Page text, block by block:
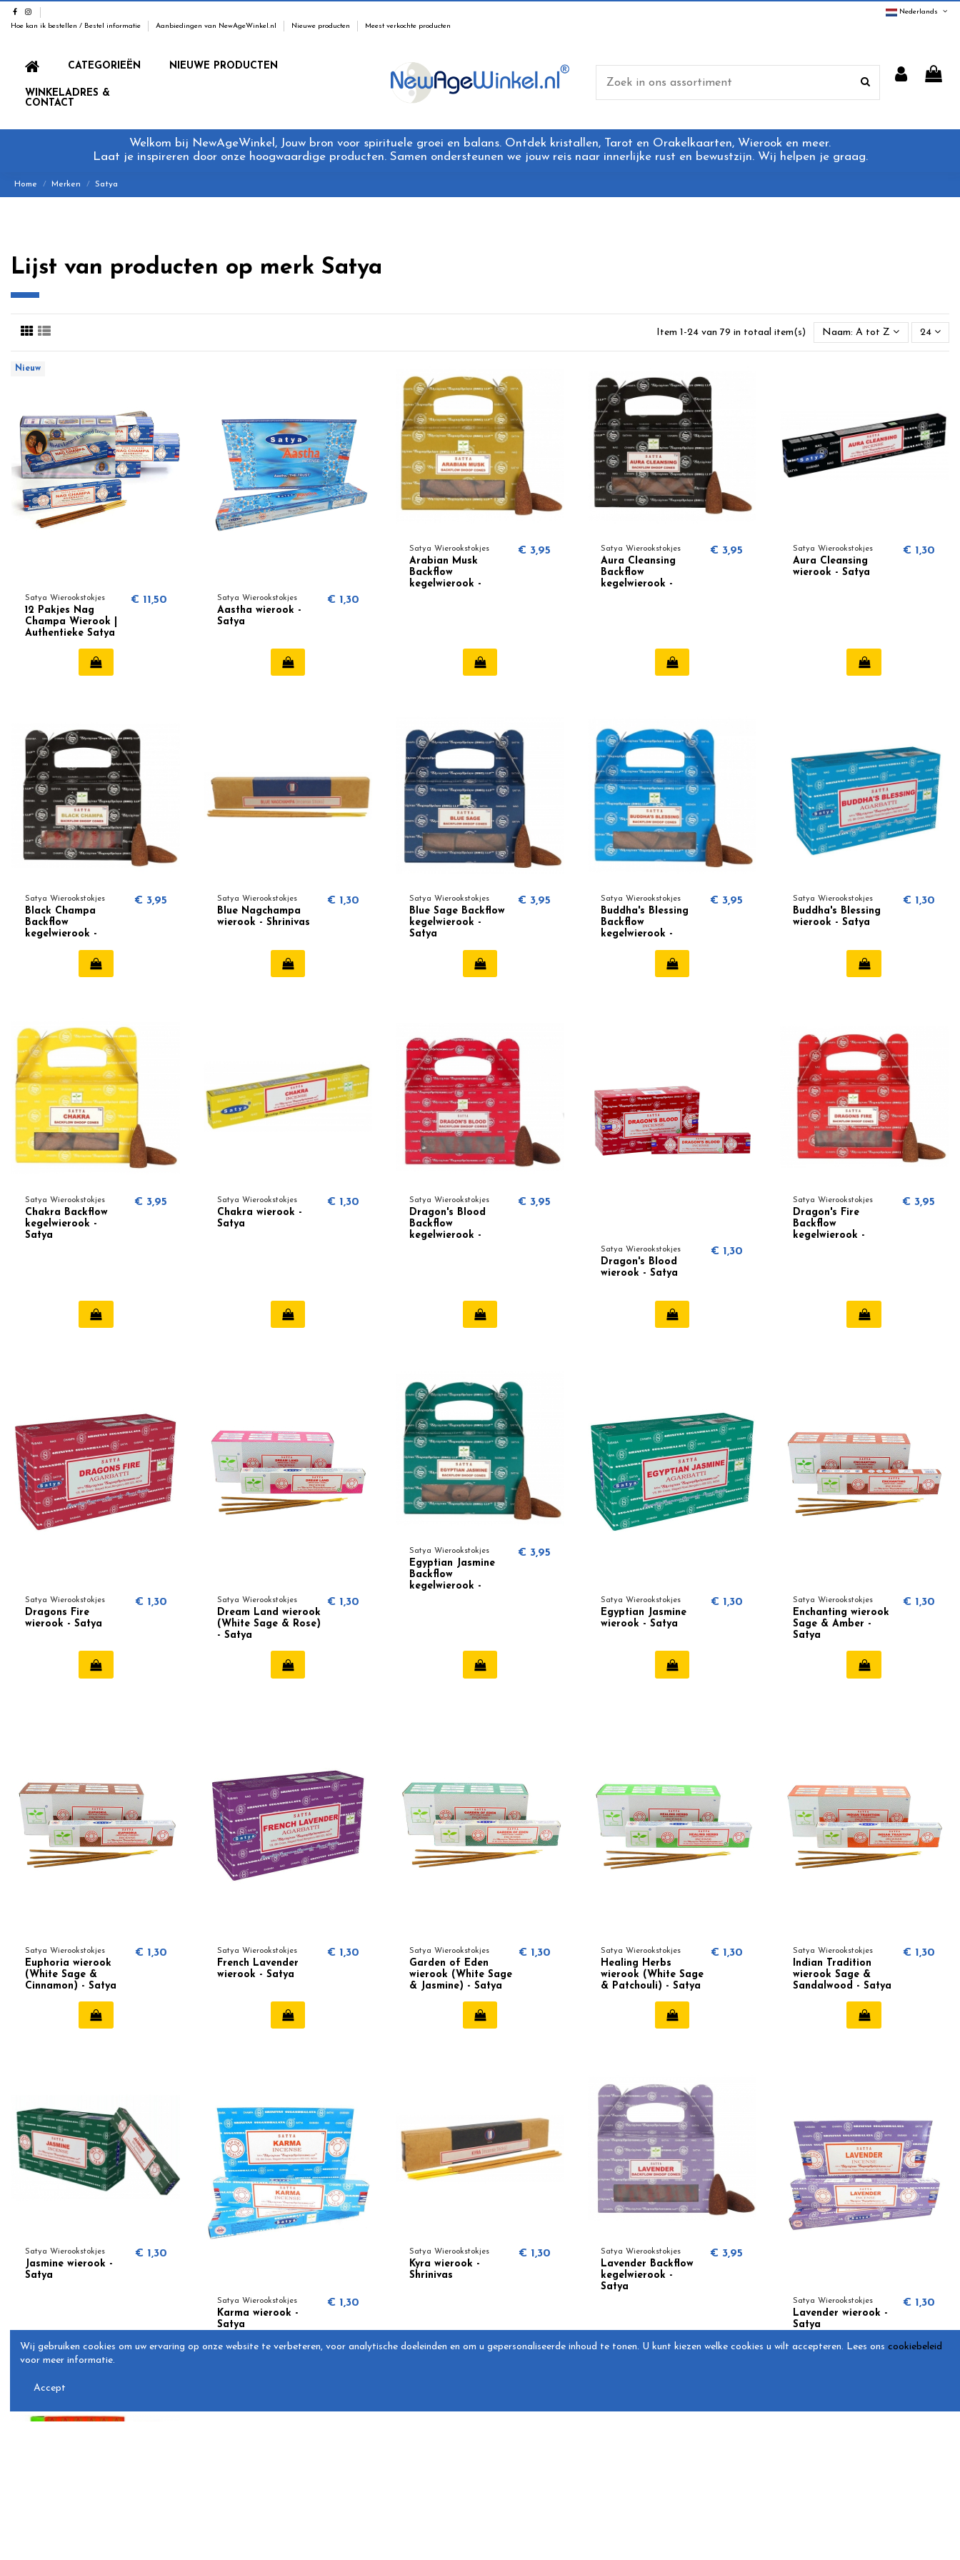
Hoe kan ik bestellen / Bestel informatie Aanbiedingen van NewAgeWinkel.nl Nieuwe producten Meest verkochte producten
Nederlands
CATEGORIEËN NIEUWE PRODUCTEN
WINKELADRES &
CONTACT
Welkom bij NewAgeWinkel, Jouw bron voor spirituele groei en balans. Ontdek kristallen, Tarot en Orakelkaarten, Wierook en meer.
Laat je inspireren door onze hoogwaardige producten. Samen ondersteunen we jouw reis naar innerlijke rust en bewustzijn. Wij helpen je graag.
Home Merken Satya
Lijst van producten op merk Satya
Item 1-24 van 79 in totaal item(s) Naam: A tot Z 24
Nieuw
Satya Wierookstokjes
12 Pakjes Nag
Champa Wierook |
Authentieke Satya
€ 11,50 Satya Wierookstokjes
Aastha wierook -
Satya
€ 1,30
Satya Wierookstokjes
Arabian Musk
Backflow
kegelwierook -
€ 3,95 Satya Wierookstokjes
Aura Cleansing
Backflow
kegelwierook -
€ 3,95 Satya Wierookstokjes
Aura Cleansing
wierook - Satya
€ 1,30
Satya Wierookstokjes
Black Champa
Backflow
kegelwierook -
€ 3,95 Satya Wierookstokjes
Blue Nagchampa
wierook - Shrinivas
€ 1,30 Satya Wierookstokjes
Blue Sage Backflow
kegelwierook -
Satya
€ 3,95 Satya Wierookstokjes
Buddha's Blessing
Backflow
kegelwierook -
€ 3,95 Satya Wierookstokjes
Buddha's Blessing
wierook - Satya
€ 1,30
Satya Wierookstokjes
Chakra Backflow
kegelwierook -
Satya
€ 3,95 Satya Wierookstokjes
Chakra wierook -
Satya
€ 1,30 Satya Wierookstokjes
Dragon's Blood
Backflow
kegelwierook -
€ 3,95
Satya Wierookstokjes
Dragon's Blood
wierook - Satya
€ 1,30
Satya Wierookstokjes
Dragon's Fire
Backflow
kegelwierook -
€ 3,95
Satya Wierookstokjes
Dragons Fire
wierook - Satya
€ 1,30 Satya Wierookstokjes
Dream Land wierook
(White Sage & Rose)
- Satya
€ 1,30
Satya Wierookstokjes
Egyptian Jasmine
Backflow
kegelwierook -
€ 3,95
Satya Wierookstokjes
Egyptian Jasmine
wierook - Satya
€ 1,30 Satya Wierookstokjes
Enchanting wierook
Sage & Amber -
Satya
€ 1,30
Satya Wierookstokjes
Euphoria wierook
(White Sage &
Cinnamon) - Satya
€ 1,30 Satya Wierookstokjes
French Lavender
wierook - Satya
€ 1,30 Satya Wierookstokjes
Garden of Eden
wierook (White Sage
& Jasmine) - Satya
€ 1,30 Satya Wierookstokjes
Healing Herbs
wierook (White Sage
& Patchouli) - Satya
€ 1,30 Satya Wierookstokjes
Indian Tradition
wierook Sage &
Sandalwood - Satya
€ 1,30
Satya Wierookstokjes
Jasmine wierook -
Satya
€ 1,30
Satya Wierookstokjes
Karma wierook -
Satya
€ 1,30
Satya Wierookstokjes
Kyra wierook -
Shrinivas
€ 1,30 Satya Wierookstokjes
Lavender Backflow
kegelwierook -
Satya
€ 3,95
Satya Wierookstokjes
Lavender wierook -
Satya
€ 1,30
Wij gebruiken cookies om uw ervaring op onze website te verbeteren, voor analytische doeleinden en om u gepersonaliseerde inhoud te tonen. U kunt kiezen welke cookies u wilt accepteren. Lees ons cookiebeleid
voor meer informatie.
Accept